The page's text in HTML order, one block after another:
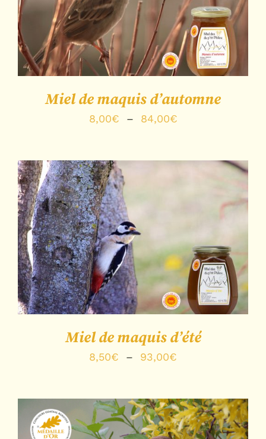
Note 4.20
sur 5
DÉTAILS
Miel de maquis d’automne
8,00€ – 84,00€Plage
Note5.00
5
DÉTAILS
Miel de maquis d’été
8,50€ – 93,00€
8,50€
à